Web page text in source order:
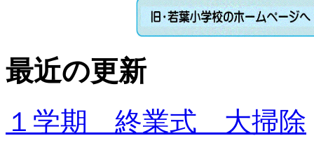
最近の更新
１学期 終業式 大掃除